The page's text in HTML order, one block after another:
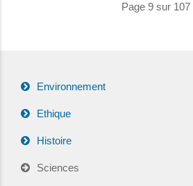
Page 9 sur 107
Environnement
Ethique
Histoire
Sciences